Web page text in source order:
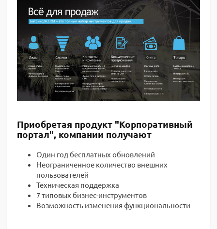
Приобретая продукт "Корпоративный
портал", компании получают
Один год бесплатных обновлений
Неограниченное количество внешних
пользователей
Техническая поддержка
7 типовых бизнес-инструментов
Возможность изменения функциональности